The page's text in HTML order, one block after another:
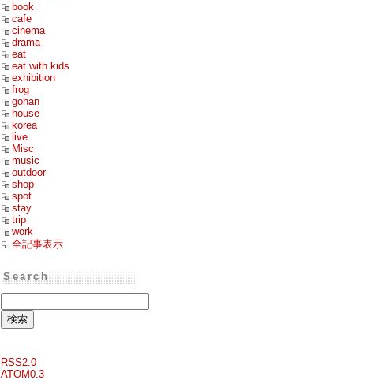
book
cafe
cinema
drama
eat
eat with kids
exhibition
frog
gohan
house
korea
live
Misc
music
outdoor
shop
spot
stay
trip
work
全記事表示
Search
RSS2.0
ATOM0.3